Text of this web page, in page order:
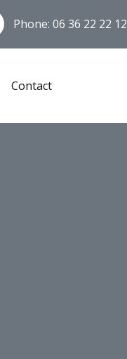
Phone: 06 36 22 22 12
Contact